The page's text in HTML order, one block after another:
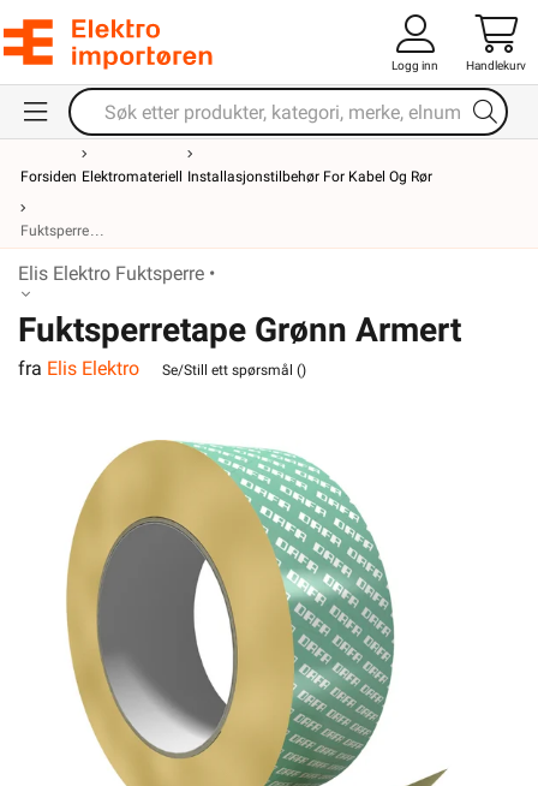
Logg inn Handlekurv
Forsiden Elektromateriell Installasjonstilbehør For Kabel Og Rør
Fuktsperre
Elis Elektro Fuktsperre •
Fuktsperretape Grønn Armert
Elastisk
fra Elis Elektro Se/Still ett spørsmål ()